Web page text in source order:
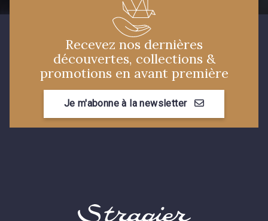
Recevez nos dernières
découvertes, collections &
promotions en avant première
Je m'abonne à la newsletter